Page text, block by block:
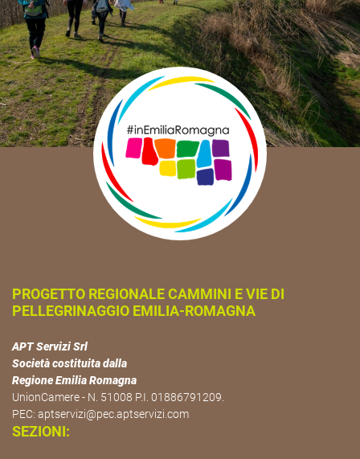
PROGETTO REGIONALE CAMMINI E VIE DI
PELLEGRINAGGIO EMILIA-ROMAGNA
APT Servizi Srl
Società costituita dalla
Regione Emilia Romagna
UnionCamere - N. 51008 P.I. 01886791209.
PEC: aptservizi@pec.aptservizi.com
SEZIONI: